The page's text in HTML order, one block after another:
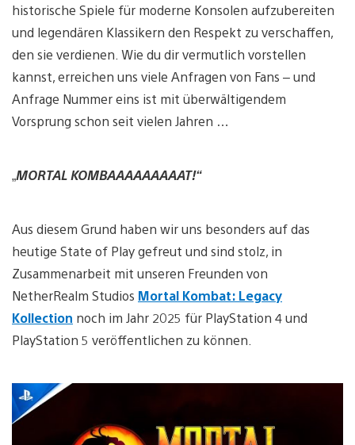
historische Spiele für moderne Konsolen aufzubereiten
und legendären Klassikern den Respekt zu verschaffen,
den sie verdienen. Wie du dir vermutlich vorstellen
kannst, erreichen uns viele Anfragen von Fans – und
Anfrage Nummer eins ist mit überwältigendem
Vorsprung schon seit vielen Jahren …
„MORTAL KOMBAAAAAAAAAT!“
Aus diesem Grund haben wir uns besonders auf das
heutige State of Play gefreut und sind stolz, in
Zusammenarbeit mit unseren Freunden von
NetherRealm Studios Mortal Kombat: Legacy
Kollection noch im Jahr 2025 für PlayStation 4 und
PlayStation 5 veröffentlichen zu können.